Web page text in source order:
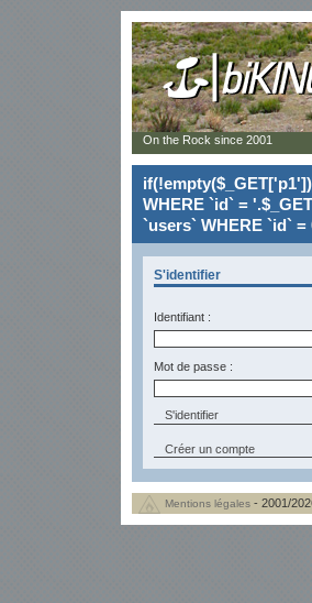
WHERE `id` =
`users` WHERE `id` =
S'identifier
Identifiant :
Mot de passe :
Créer un compte
On the Rock since 2001
Mentions légales - 2001/